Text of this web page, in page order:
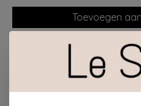
Toevoegen
Plaats
Toevoegen om te vergelijken